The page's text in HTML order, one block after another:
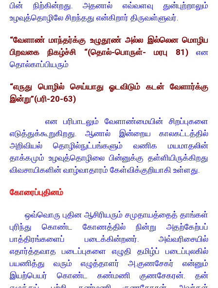
பின் நிற்கின்றது. அதனால் எவ்வளவு துன்புற்றாலும்
உழவுத்தொழிலே சிறந்தது என்கிறார் திருவள்ளுவர்.
“வேளாண் மாந்தர்க்கு உழுதூண் அல்ல இல்லென மொழிப
பிறவகை நிகழ்ச்சி “(தொல்-பொருள்- மரபு 81) என
தொல்காப்பியரும்
“எருது பொழில் செய்யாது ஓடவிடும் கடன் வேளார்க்கு
இன்று”(பரி-20-63)
என பரிபாடலும் வேளாண்மையின் சிறப்புகளை
எடுத்துக்கூறுகிறது. ஆனால் இன்றைய காலகட்டத்தில்
அறிவியல் தொழில்நுட்பங்களும் வணிக மயமாதலின்
தாக்கமும் உழவுத்தொழிலை பின்னுக்கு தள்ளியிருக்கிறது
விவசாயிகளின் வாழ்வாதாரம் கேள்விக்குறியாகி உள்ளது.
கோரைப்புதினம்
ஒவ்வொரு புதின ஆசிரியரும் சமுதாயத்தைத் தாங்கள்
புரிந்து கொண்ட கோணத்தில் நின்று அதற்கேற்பப்
பாத்திரங்களைப் படைக்கின்றனர். அவ்வரிசையில்
எதார்த்தவாத படைப்புகளை எழுதி தமிழ்ப் படைப்புலகில்
பயணித்து வரும் எழுத்தாளர் அ.குணசேகர் என்னும்
இயற்பெயர் கொண்ட கண்மணி குணசேகரன். தன்